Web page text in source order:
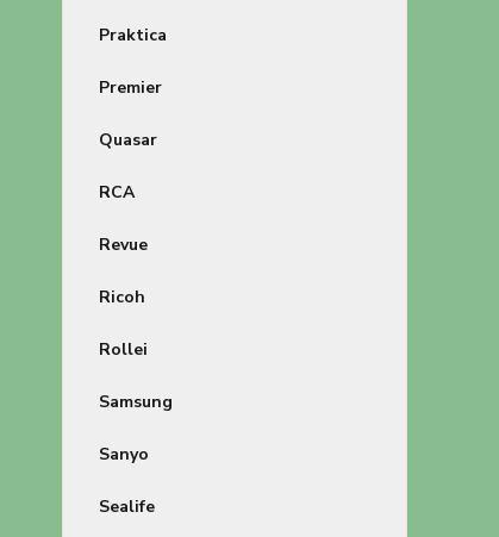
Praktica
Premier
Quasar
RCA
Revue
Ricoh
Rollei
Samsung
Sanyo
Sealife